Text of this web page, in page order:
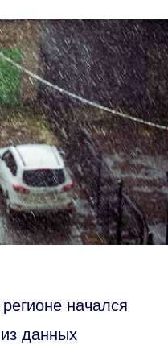
начался
данных